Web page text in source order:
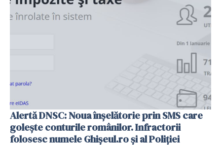
Alertă DNSC: Noua înșelătorie prin SMS care
golește conturile românilor. Infractorii
folosesc numele Ghișeul.ro și al Poliției